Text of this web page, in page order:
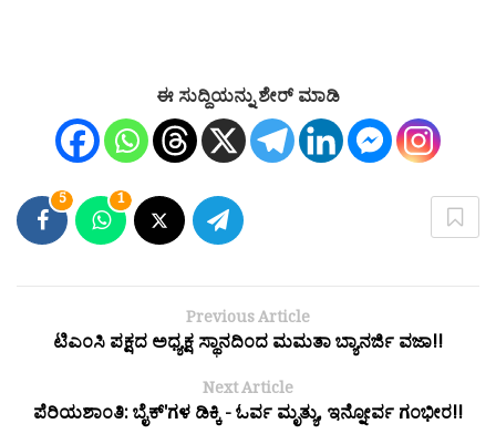
ಈ ಸುದ್ದಿಯನ್ನು ಶೇರ್ ಮಾಡಿ
5 1
Previous Article
ಟಿಎಂಸಿ ಪಕ್ಷದ ಅಧ್ಯಕ್ಷ ಸ್ಥಾನದಿಂದ ಮಮತಾ ಬ್ಯಾನರ್ಜಿ ವಜಾ!!
Next Article
ಪೆರಿಯಶಾಂತಿ: ಬೈಕ್'ಗಳ ಡಿಕ್ಕಿ - ಓರ್ವ ಮೃತ್ಯು, ಇನ್ನೋರ್ವ ಗಂಭೀರ!!